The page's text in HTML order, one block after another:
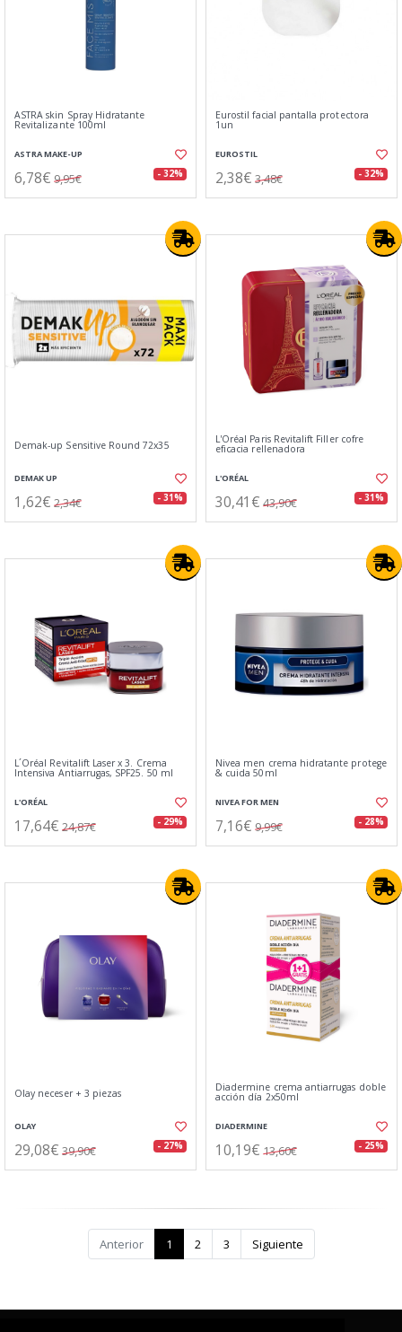
ASTRA skin Spray Hidratante
Revitalizante 100ml
ASTRA MAKE-UP
6,78€ 9,95€ - 32%
Eurostil facial pantalla protectora
1un
EUROSTIL
2,38€ 3,48€ - 32%
Demak-up Sensitive Round 72x35
DEMAK UP
1,62€ 2,34€ - 31%
L'Oréal Paris Revitalift Filler cofre
eficacia rellenadora
L'ORÉAL
30,41€ 43,90€ - 31%
L´Oréal Revitalift Laser x 3. Crema
Intensiva Antiarrugas, SPF25. 50 ml
L'ORÉAL
17,64€ 24,87€ - 29%
Nivea men crema hidratante protege
& cuida 50ml
NIVEA FOR MEN
7,16€ 9,99€ - 28%
Olay neceser + 3 piezas
OLAY
29,08€ 39,90€ - 27%
Diadermine crema antiarrugas doble
acción dí­a 2x50ml
DIADERMINE
10,19€ 13,60€ - 25%
Anterior 1 2 3 Siguiente